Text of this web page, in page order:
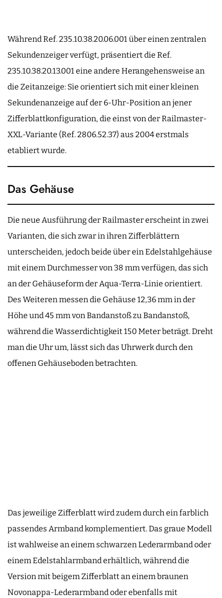
Während Ref. 235.10.38.20.06.001 über einen zentralen
Sekundenzeiger verfügt, präsentiert die Ref.
235.10.38.20.13.001 eine andere Herangehensweise an
die Zeitanzeige: Sie orientiert sich mit einer kleinen
Sekundenanzeige auf der 6-Uhr-Position an jener
Zifferblattkonfiguration, die einst von der Railmaster-
XXL-Variante (Ref. 2806.52.37) aus 2004 erstmals
etabliert wurde.
Das Gehäuse
Die neue Ausführung der Railmaster erscheint in zwei
Varianten, die sich zwar in ihren Zifferblättern
unterscheiden, jedoch beide über ein Edelstahlgehäuse
mit einem Durchmesser von 38 mm verfügen, das sich
an der Gehäuseform der Aqua-Terra-Linie orientiert.
Des Weiteren messen die Gehäuse 12,36 mm in der
Höhe und 45 mm von Bandanstoß zu Bandanstoß,
während die Wasserdichtigkeit 150 Meter beträgt. Dreht
man die Uhr um, lässt sich das Uhrwerk durch den
offenen Gehäuseboden betrachten.
Das jeweilige Zifferblatt wird zudem durch ein farblich
passendes Armband komplementiert. Das graue Modell
ist wahlweise an einem schwarzen Lederarmband oder
einem Edelstahlarmband erhältlich, während die
Version mit beigem Zifferblatt an einem braunen
Novonappa-Lederarmband oder ebenfalls mit